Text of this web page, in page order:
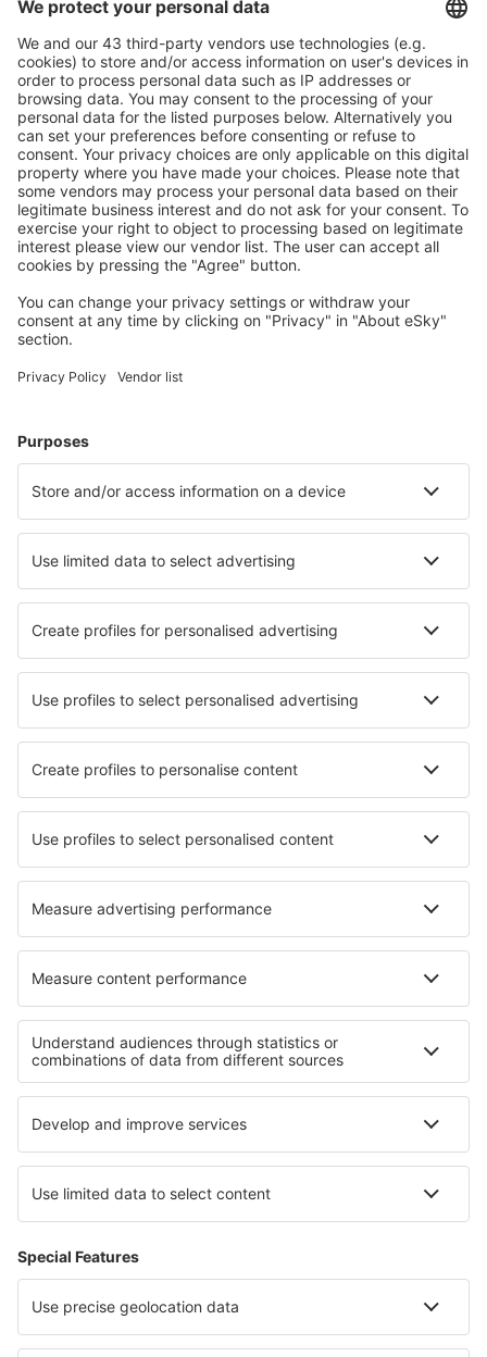
Pianifica in sicurezza
Prenotazione senza pensieri con possibilità di
cancellazione gratuita.
Risparmia di più
Prezzi attraenti e offerte speciali per gli utenti registrati.
L’alloggio che ti piace
Scegli tra oltre 1,3 milioni di strutture: hotel, lodge,
Gli hotel più ricercati dagli utenti eSky
Hotel in Sevierville Hotel in Davenport
Hotel a Myrtle Beach Hotel a New York
Hotel in Carolina Beach Hotel in Joshua Tree
I migliori hotel - città
Hotel in Louannec Hotel in Arenas del Rey
Hotel in Nieuwpoort Hotel in Kjerringvåg
Hotel in Lutter Hotel in Woensdrecht
Hotel in Castanesa Hotel in Ksiezyno
I migliori hotel - zone
Hotel in Adirondack Mountains Hotel in Arizona
Hotel nell''Olympic National Park Hotel in Georgia
Hotel a Pensacola Beach Hotel on Tahiti Hotel a Zante
Hotel a Lesina Hotel in Senegal Hotel in Morelos